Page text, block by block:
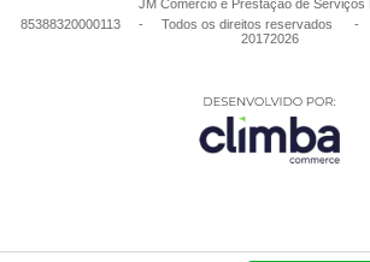
JM Comércio e Prestação de Serviços
85388320000113 - Todos os direitos reservados
-
20172026